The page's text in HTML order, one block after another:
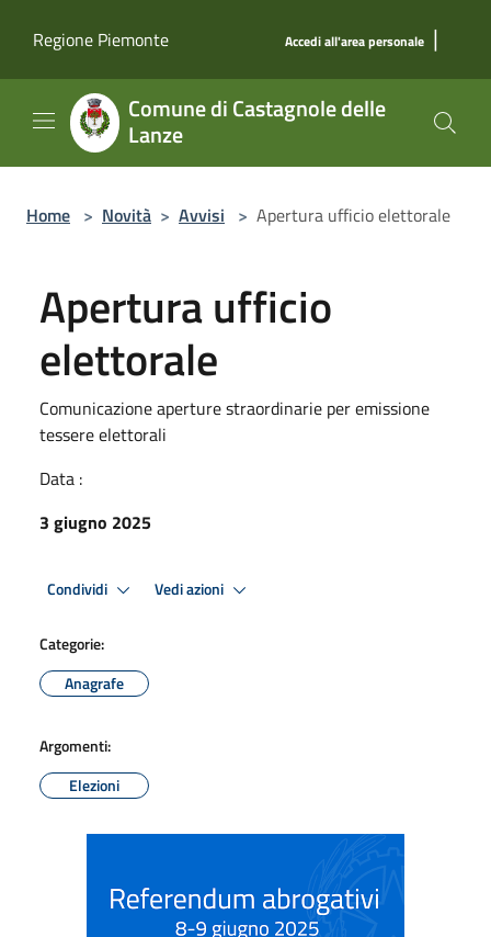
Regione Piemonte
Accedi all'area personale |
Comune di Castagnole delle
Lanze
Home > Novità > Avvisi > Apertura ufficio elettorale
Apertura ufficio
elettorale
Comunicazione aperture straordinarie per emissione
tessere elettorali
Data :
3 giugno 2025
Condividi Vedi azioni
Categorie:
Anagrafe
Argomenti:
Elezioni